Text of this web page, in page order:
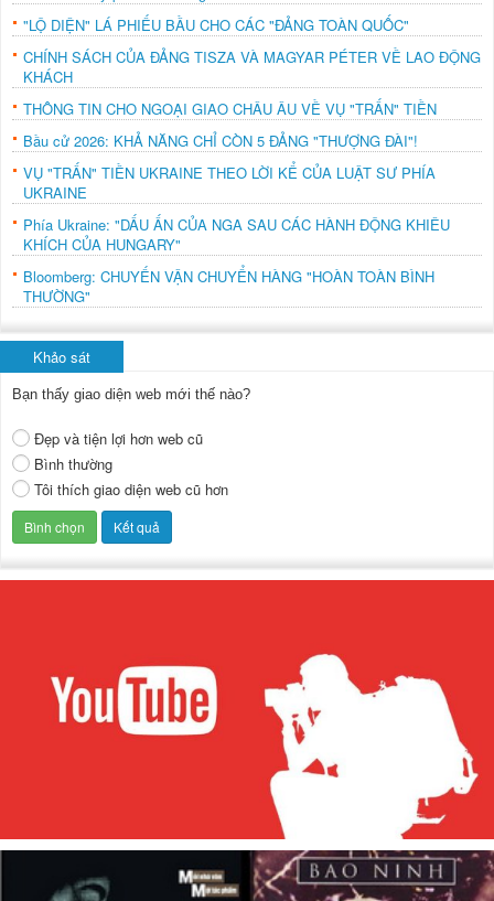
"LỘ DIỆN" LÁ PHIẾU BẦU CHO CÁC "ĐẢNG TOÀN QUỐC"
CHÍNH SÁCH CỦA ĐẢNG TISZA VÀ MAGYAR PÉTER VỀ LAO ĐỘNG
KHÁCH
THÔNG TIN CHO NGOẠI GIAO CHÂU ÂU VỀ VỤ "TRẤN" TIỀN
Bầu cử 2026: KHẢ NĂNG CHỈ CÒN 5 ĐẢNG "THƯỢNG ĐÀI"!
VỤ "TRẤN" TIỀN UKRAINE THEO LỜI KỂ CỦA LUẬT SƯ PHÍA
UKRAINE
Phía Ukraine: "DẤU ẤN CỦA NGA SAU CÁC HÀNH ĐỘNG KHIÊU
KHÍCH CỦA HUNGARY"
Bloomberg: CHUYẾN VẬN CHUYỂN HÀNG "HOÀN TOÀN BÌNH
THƯỜNG"
Khảo sát
Bạn thấy giao diện web mới thế nào?
Đẹp và tiện lợi hơn web cũ
Bình thường
Tôi thích giao diện web cũ hơn